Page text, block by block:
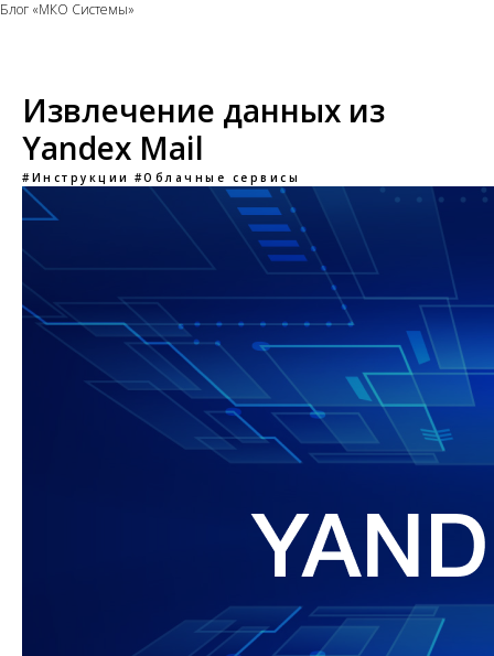
Блог «МКО Системы»
Извлечение данных из
Yandex Mail
#Инструкции #Облачные сервисы